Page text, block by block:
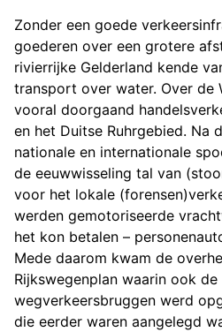
Zonder een goede
goederen over een grotere
rivierrijke Gelderland kende
transport over water. Over de
vooral doorgaand
en het Duitse Ruhrgebied. Na
nationale en internationale
de eeuwwisseling tal van
voor het lokale
werden gemotoriseerde
het kon betalen –
Mede daarom kwam de
Rijkswegenplan waarin ook
wegverkeersbruggen werd
die eerder waren aangelegd